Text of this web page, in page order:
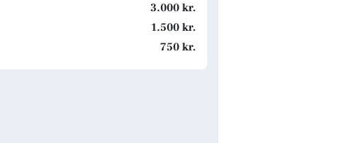
3.000 kr.
1.500 kr.
750 kr.